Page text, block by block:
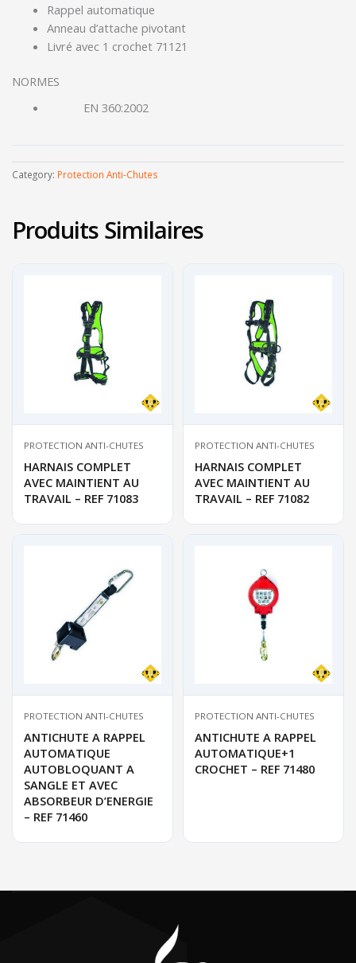
Rappel automatique
Anneau d’attache pivotant
Livré avec 1 crochet 71121
NORMES
EN 360:2002
Category: Protection Anti-Chutes
Produits Similaires
PROTECTION ANTI-CHUTES
HARNAIS COMPLET
AVEC MAINTIENT AU
TRAVAIL – REF 71083
PROTECTION ANTI-CHUTES
HARNAIS COMPLET
AVEC MAINTIENT AU
TRAVAIL – REF 71082
PROTECTION ANTI-CHUTES
ANTICHUTE A RAPPEL
AUTOMATIQUE
AUTOBLOQUANT A
SANGLE ET AVEC
ABSORBEUR D’ENERGIE
– REF 71460
PROTECTION ANTI-CHUTES
ANTICHUTE A RAPPEL
AUTOMATIQUE+1
CROCHET – REF 71480